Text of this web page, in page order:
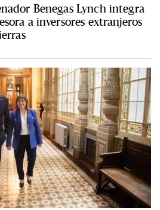
Benegas Lynch integra
a inversores extranjeros